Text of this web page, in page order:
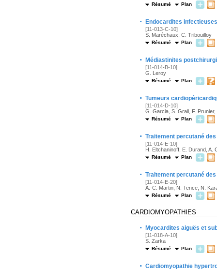
Résumé Plan
· Endocardites
[11-013-C-10]
S. Maréchaux, C. Tribouilloy
Résumé Plan
· Médiastinites
[11-014-B-10]
G. Leroy
Résumé Plan
· Tumeurs
[11-014-D-10]
G. Garcia, S. Grall, F. Prunier,
Résumé Plan
· Traitement percutané
[11-014-E-10]
H. Eltchaninoff, E. Durand, A.
Résumé Plan
· Traitement percutané
[11-014-E-20]
A.-C. Martin, N. Tence, N.
Résumé Plan
CARDIOMYOPATHIES
· Myocardites aiguës et
[11-018-A-10]
S. Zarka
Résumé Plan
· Cardiomyopathie